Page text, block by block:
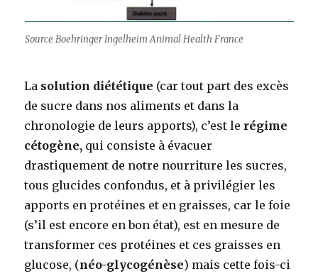
Source Boehringer Ingelheim Animal Health France
La solution diététique (car tout part des excès
de sucre dans nos aliments et dans la
chronologie de leurs apports), c’est le régime
cétogène, qui consiste à évacuer
drastiquement de notre nourriture les sucres,
tous glucides confondus, et à privilégier les
apports en protéines et en graisses, car le foie
(s’il est encore en bon état), est en mesure de
transformer ces protéines et ces graisses en
glucose, (néo-glycogénèse) mais cette fois-ci